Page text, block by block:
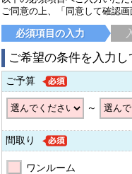
ご同意の上、「同意して確認
必須項目の入力
ご希望の条件を入力し
ご予算
～
間取り
ワンルーム